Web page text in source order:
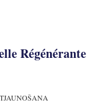
Régénérante